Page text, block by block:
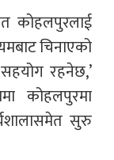
कोहलपुरलाई
चिनाएको
रहनेछ,’
कोहलपुरमा
सुरु